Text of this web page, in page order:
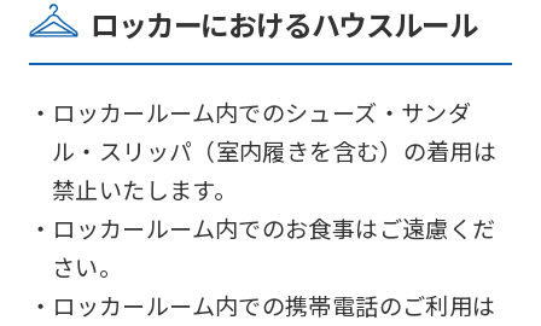
ロッカーにおけるハウスルール
・ロッカールーム内でのシューズ・サンダ
ル・スリッパ（室内履きを含む）の着用は
禁止いたします。
・ロッカールーム内でのお食事はご遠慮くだ
さい。
・ロッカールーム内での携帯電話のご利用は